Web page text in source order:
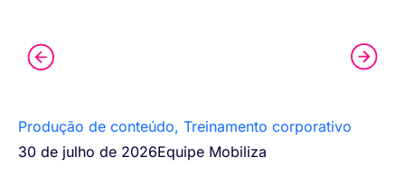
Produção de conteúdo, Treinamento corporativo
30 de julho de 2026Equipe Mobiliza